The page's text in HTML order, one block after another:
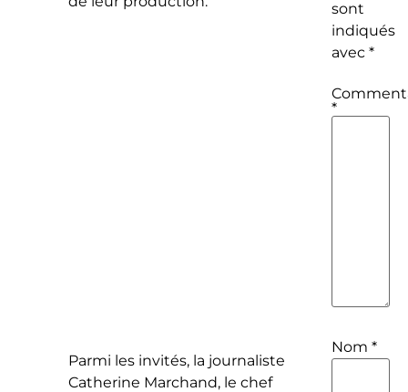
Parmi les invités, la journaliste
Catherine Marchand, le chef
sont
indiqués
avec*
*
Nom*